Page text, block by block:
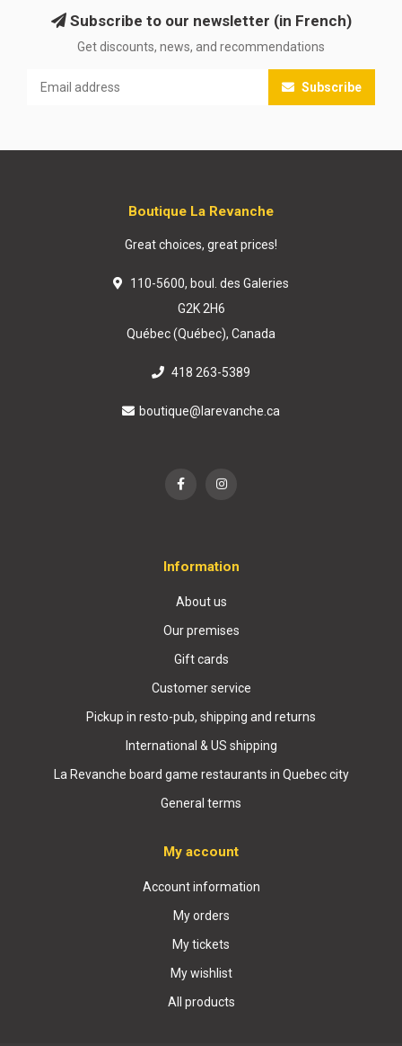
Subscribe to our newsletter (in French)
Get discounts, news, and recommendations
Subscribe
Boutique La Revanche
Great choices, great prices!
110-5600, boul. des Galeries
G2K 2H6
Québec (Québec), Canada
418 263-5389
boutique@larevanche.ca
Information
About us
Our premises
Gift cards
Customer service
Pickup in resto-pub, shipping and returns
International & US shipping
La Revanche board game restaurants in Quebec city
General terms
My account
Account information
My orders
My tickets
My wishlist
All products